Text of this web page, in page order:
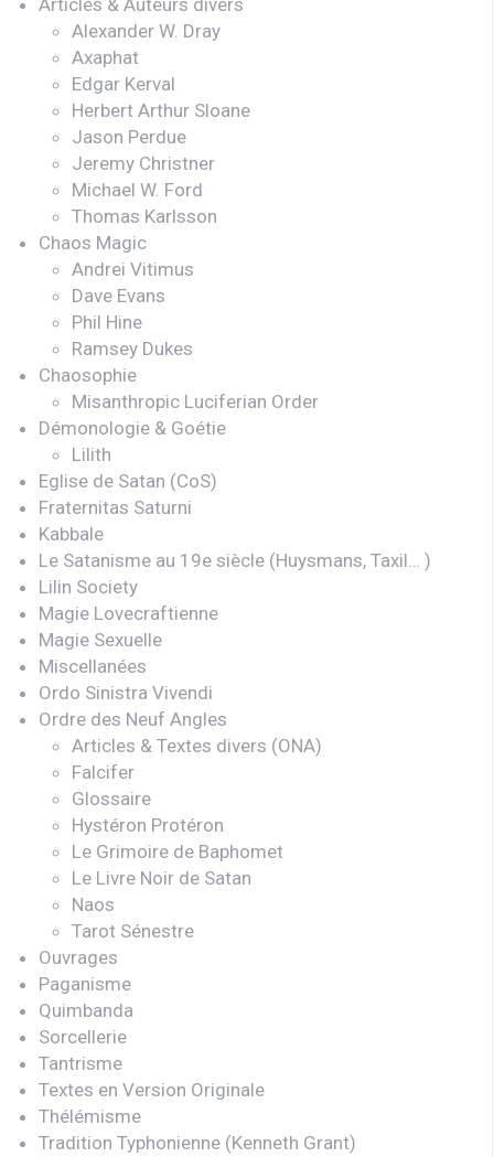
Articles & Auteurs divers
Alexander W. Dray
Axaphat
Edgar Kerval
Herbert Arthur Sloane
Jason Perdue
Jeremy Christner
Michael W. Ford
Thomas Karlsson
Chaos Magic
Andrei Vitimus
Dave Evans
Phil Hine
Ramsey Dukes
Chaosophie
Misanthropic Luciferian Order
Démonologie & Goétie
Lilith
Eglise de Satan (CoS)
Fraternitas Saturni
Kabbale
Le Satanisme au 19e siècle (Huysmans, Taxil… )
Lilin Society
Magie Lovecraftienne
Magie Sexuelle
Miscellanées
Ordo Sinistra Vivendi
Ordre des Neuf Angles
Articles & Textes divers (ONA)
Falcifer
Glossaire
Hystéron Protéron
Le Grimoire de Baphomet
Le Livre Noir de Satan
Naos
Tarot Sénestre
Ouvrages
Paganisme
Quimbanda
Sorcellerie
Tantrisme
Textes en Version Originale
Thélémisme
Tradition Typhonienne (Kenneth Grant)